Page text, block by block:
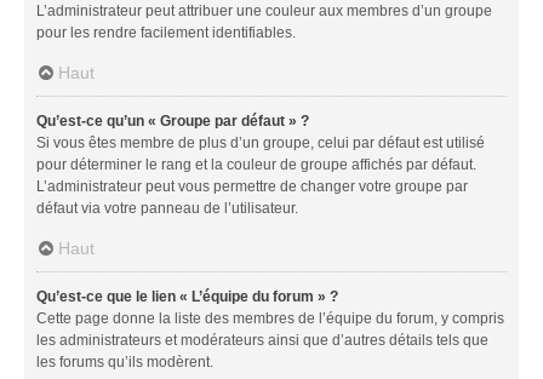
L’administrateur peut attribuer une couleur aux membres d’un groupe
pour les rendre facilement identifiables.
Haut
Qu’est-ce qu’un « Groupe par défaut » ?
Si vous êtes membre de plus d’un groupe, celui par défaut est utilisé
pour déterminer le rang et la couleur de groupe affichés par défaut.
L’administrateur peut vous permettre de changer votre groupe par
défaut via votre panneau de l’utilisateur.
Haut
Qu’est-ce que le lien « L’équipe du forum » ?
Cette page donne la liste des membres de l’équipe du forum, y compris
les administrateurs et modérateurs ainsi que d’autres détails tels que
les forums qu’ils modèrent.